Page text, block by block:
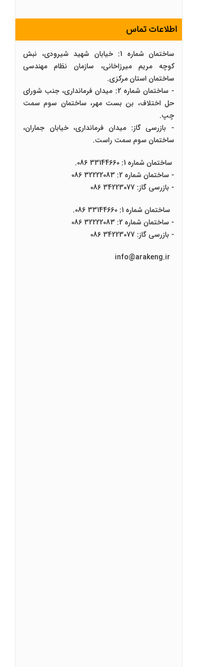
اطلاعات تماس
ساختمان شماره 1: خیابان شهید شیرودی، نبش
کوچه مریم میرزاخانی، سازمان نظام مهندسی
ساختمان استان مرکزی.
- ساختمان شماره 2: میدان فرمانداری، جنب شورای
حل اختلاف، بن بست مهر، ساختمان سوم سمت
چپ.
- بازرسی گاز: میدان فرمانداری، خیابان جماران،
ساختمان سوم سمت راست.
ساختمان شماره 1: 33144660 086.
- ساختمان شماره 2: 32222083 086
- بازرسی گاز: 34223077 086
ساختمان شماره 1: 33144660 086.
- ساختمان شماره 2: 32222083 086
- بازرسی گاز: 34223077 086